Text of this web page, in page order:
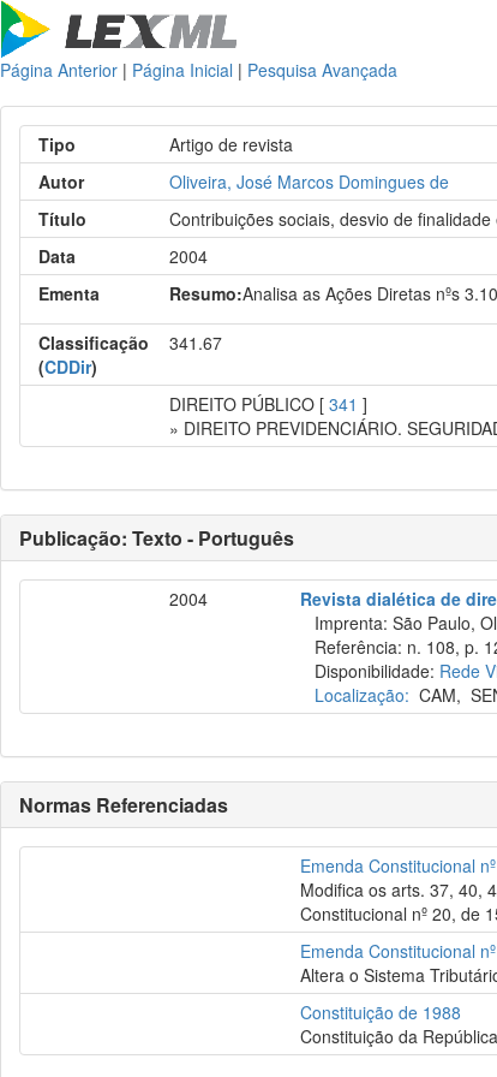
Página Anterior | Página Inicial | Pesquisa Avançada
Tipo
Artigo de revista
Autor
Oliveira, José Marcos Domingues de
Título
Contribuições sociais, desvio de
Data
2004
Ementa
Resumo:Analisa as Ações Diretas nºs
Classificação
(CDDir)
341.67
DIREITO PÚBLICO [341 ]
» DIREITO PREVIDENCIÁRIO.
Publicação: Texto - Português
2004
Revista dialética de
Imprenta: São Paulo,
Referência: n. 108, p.
Disponibilidade: Rede
Localização: CAM,
Normas Referenciadas
Emenda Constitucional
Modifica os arts. 37, 40,
Constitucional nº 20, de
Emenda Constitucional
Altera o Sistema
Constituição de 1988
Constituição da